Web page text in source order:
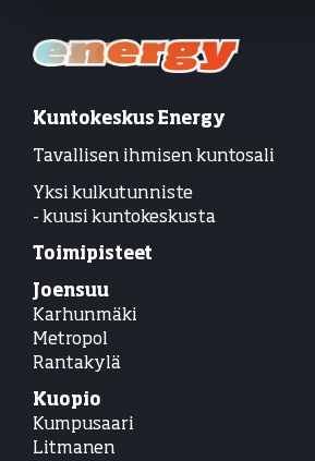
Kuntokeskus Energy
Tavallisen ihmisen kuntosali
Yksi kulkutunniste
- kuusi kuntokeskusta
Toimipisteet
Joensuu
Karhunmäki
Metropol
Rantakylä
Kuopio
Kumpusaari
Litmanen